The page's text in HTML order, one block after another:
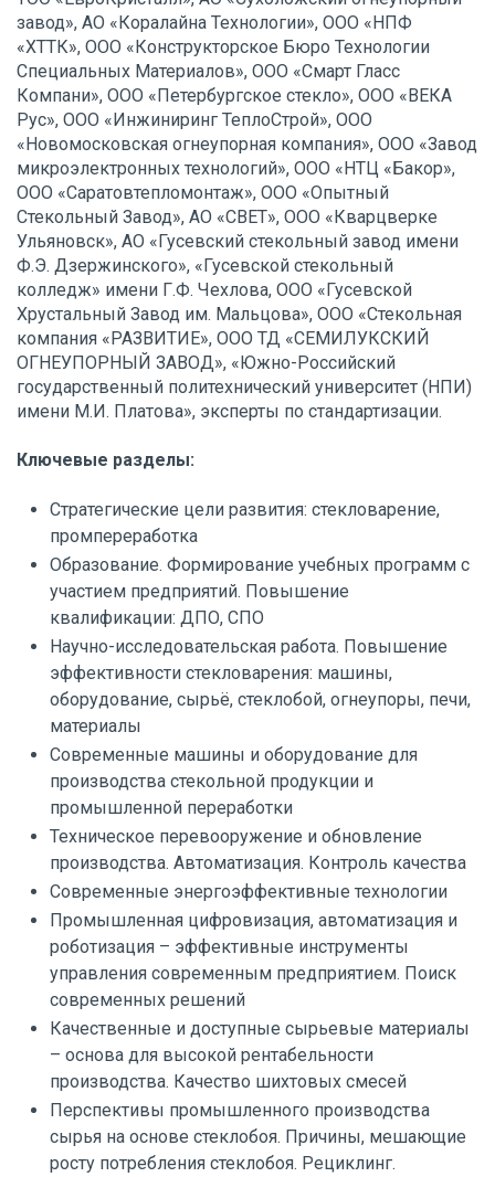
завод», АО «Коралайна Технологии», ООО «НПФ
«ХТТК», ООО «Конструкторское Бюро Технологии
Специальных Материалов», ООО «Смарт Гласс
Компани», ООО «Петербургское стекло», ООО «ВЕКА
Рус», ООО «Инжиниринг ТеплоСтрой», ООО
«Новомосковская огнеупорная компания», ООО «Завод
микроэлектронных технологий», ООО «НТЦ «Бакор»,
ООО «Саратовтепломонтаж», ООО «Опытный
Стекольный Завод», АО «СВЕТ», ООО «Кварцверке
Ульяновск», АО «Гусевский стекольный завод имени
Ф.Э. Дзержинского», «Гусевской стекольный
колледж» имени Г.Ф. Чехлова, ООО «Гусевской
Хрустальный Завод им. Мальцова», ООО «Стекольная
компания «РАЗВИТИЕ», ООО ТД «СЕМИЛУКСКИЙ
ОГНЕУПОРНЫЙ ЗАВОД», «Южно-Российский
государственный политехнический университет (НПИ)
имени М.И. Платова», эксперты по стандартизации.
Ключевые разделы:
Стратегические цели развития: стекловарение,
промпереработка
Образование. Формирование учебных программ с
участием предприятий. Повышение
квалификации: ДПО, СПО
Научно-исследовательская работа. Повышение
эффективности стекловарения: машины,
оборудование, сырьё, стеклобой, огнеупоры, печи,
материалы
Современные машины и оборудование для
производства стекольной продукции и
промышленной переработки
Техническое перевооружение и обновление
производства. Автоматизация. Контроль качества
Современные энергоэффективные технологии
Промышленная цифровизация, автоматизация и
роботизация – эффективные инструменты
управления современным предприятием. Поиск
современных решений
Качественные и доступные сырьевые материалы
– основа для высокой рентабельности
производства. Качество шихтовых смесей
Перспективы промышленного производства
сырья на основе стеклобоя. Причины, мешающие
росту потребления стеклобоя. Рециклинг.